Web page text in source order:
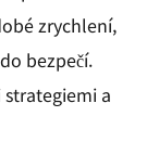
zrychlení,
bezpečí.
a